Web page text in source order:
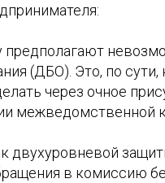
предполагают
(ДБО). Это, по сути,
через очное
межведомственной
двухуровневой
в комиссию